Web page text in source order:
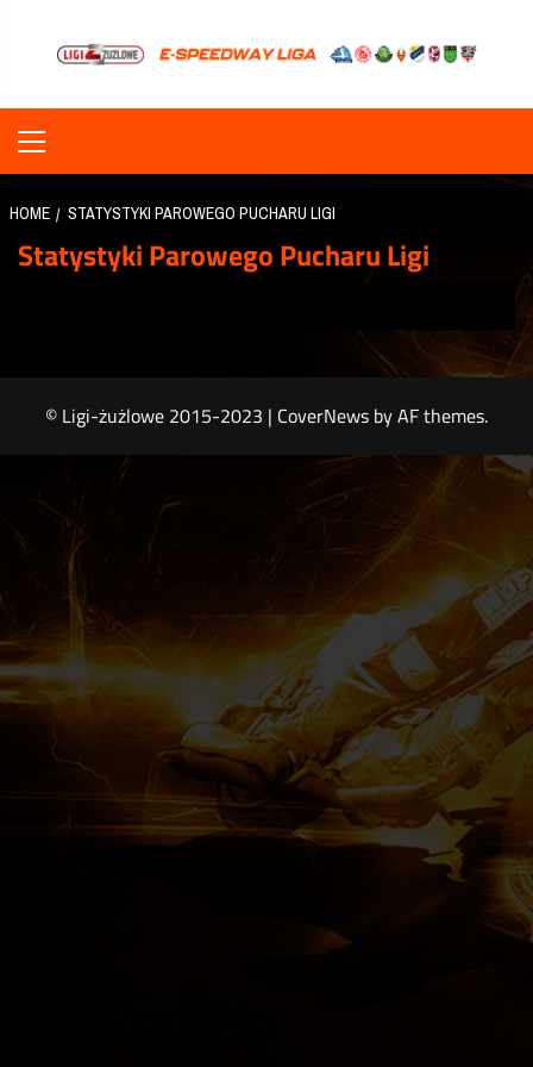
content
Menu
HOME STATYSTYKI PAROWEGO PUCHARU LIGI
Statystyki Parowego Pucharu Ligi
© Ligi-żużlowe 2015-2023 | CoverNews by AF themes.